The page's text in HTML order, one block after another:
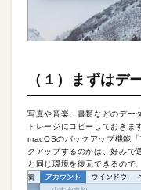
（１）まずはデ
写真や音楽、書類などのデー
トレージにコピーしておきま
macOSのバックアップ機能
クアップするのかは、好みで
と同じ環境を復元できるので